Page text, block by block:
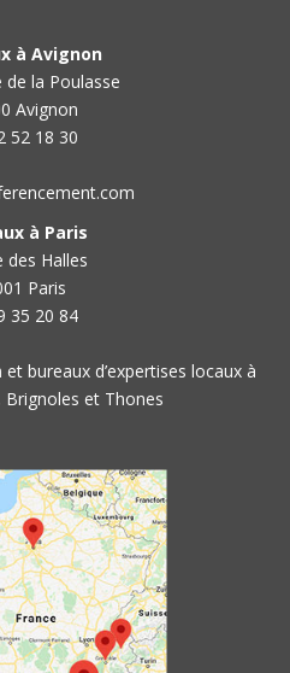
à Avignon
de la Poulasse
Avignon
52 18 30
à Paris
des Halles
Paris
35 20 84
bureaux d’expertises locaux à
Brignoles et Thones